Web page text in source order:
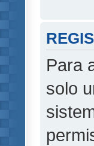
Para
solo